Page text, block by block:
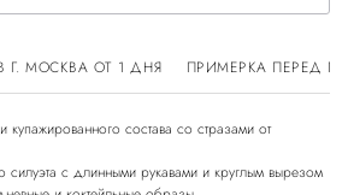
Г. МОСКВА ОТ 1 ДНЯ ПРИМЕРКА ПЕРЕД
купажированного состава со стразами от
с длинными рукавами и круглым вырезом